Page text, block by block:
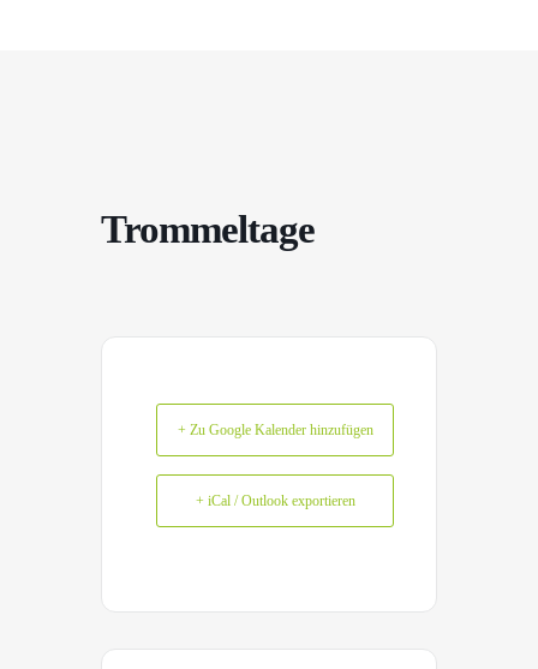
Trommeltage
+ Zu Google Kalender hinzufügen
+ iCal / Outlook exportieren